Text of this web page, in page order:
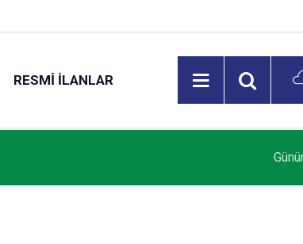
RESMI İLANLAR
Çaykur